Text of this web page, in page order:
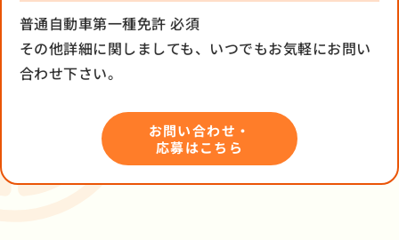
普通自動車第一種免許 必須
その他詳細に関しましても、いつでもお気軽にお問い
合わせ下さい。
お問い合わせ・
応募はこちら